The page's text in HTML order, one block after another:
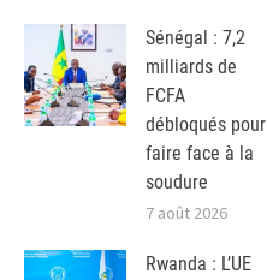
Sénégal : 7,2
milliards de
FCFA
débloqués pour
faire face à la
soudure
7 août 2026
Rwanda : L’UE